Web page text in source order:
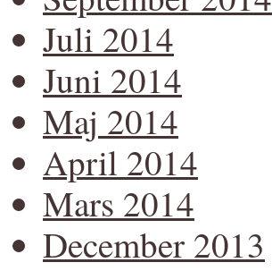
Juli 2014
Juni 2014
Maj 2014
April 2014
Mars 2014
December 2013